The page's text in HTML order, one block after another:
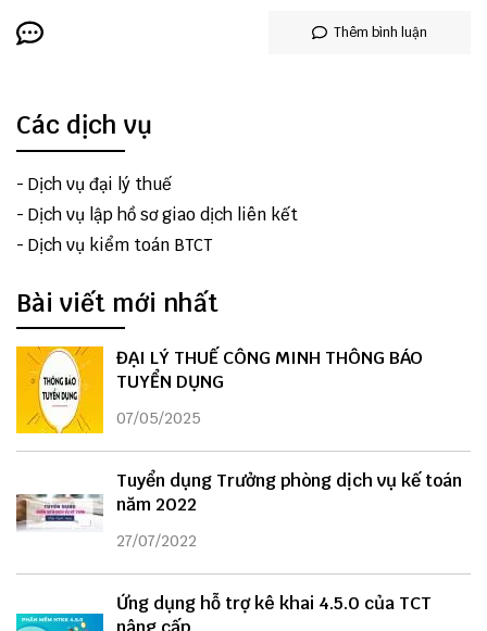
Thêm bình luận
Các dịch vụ
- Dịch vụ đại lý thuế
- Dịch vụ lập hồ sơ giao dịch liên kết
- Dịch vụ kiểm toán BTCT
Bài viết mới nhất
ĐẠI LÝ THUẾ CÔNG MINH THÔNG BÁO
TUYỂN DỤNG
07/05/2025
Tuyển dụng Trưởng phòng dịch vụ kế toán
năm 2022
27/07/2022
Ứng dụng hỗ trợ kê khai 4.5.0 của TCT